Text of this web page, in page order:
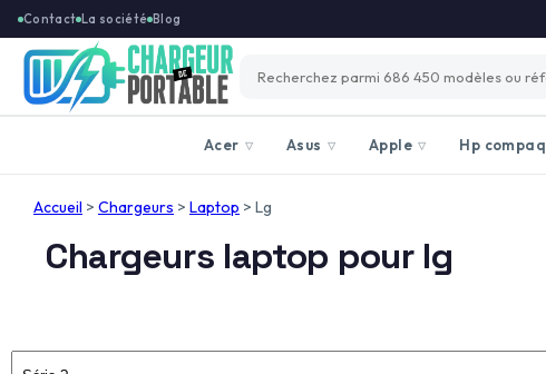
Contact La société Blog
Acer ▽ Asus ▽ Apple ▽ Hp compaq
Accueil > Chargeurs > Laptop > Lg
Chargeurs laptop pour lg